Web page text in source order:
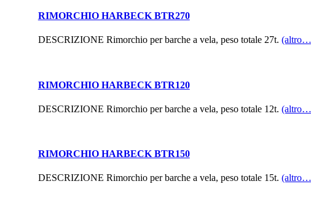
RIMORCHIO HARBECK BTR270
DESCRIZIONE Rimorchio per barche a vela, peso totale 27t.
RIMORCHIO HARBECK BTR120
DESCRIZIONE Rimorchio per barche a vela, peso totale 12t.
RIMORCHIO HARBECK BTR150
DESCRIZIONE Rimorchio per barche a vela, peso totale 15t.